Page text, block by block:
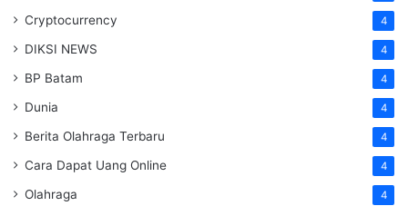
Cryptocurrency 4
DIKSI NEWS 4
BP Batam 4
Dunia 4
Berita Olahraga Terbaru 4
Cara Dapat Uang Online 4
Olahraga 4